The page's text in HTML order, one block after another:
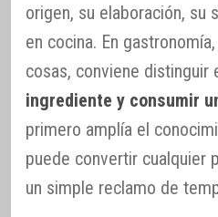
origen, su elaboración, su
en cocina. En
cosas, conviene distinguir
ingrediente y consumir
primero amplía el
puede convertir cualquier
un simple reclamo de